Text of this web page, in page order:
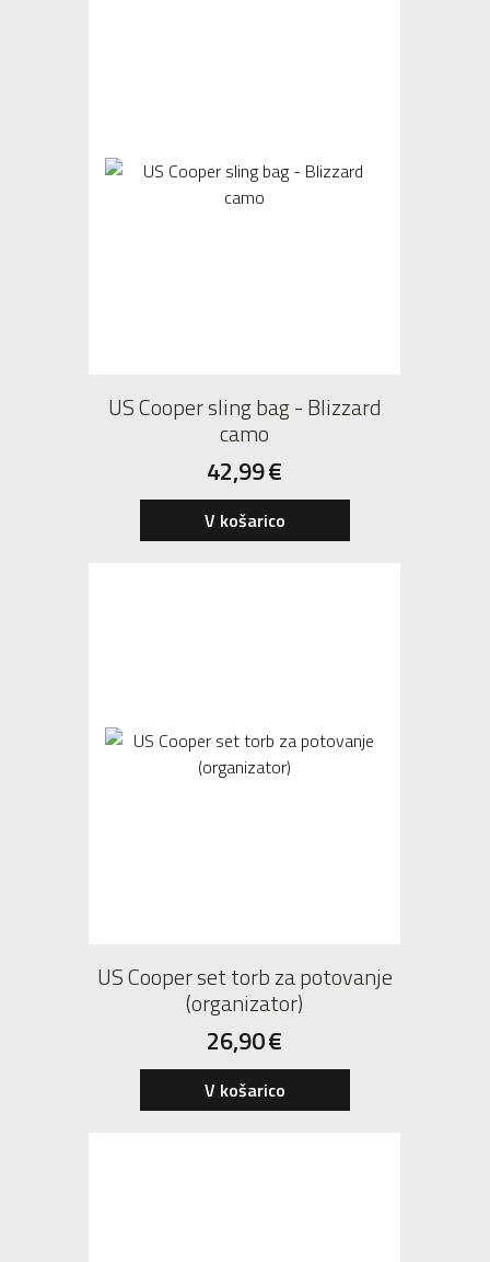
US Cooper sling bag - Blizzard
camo
42,99€
V košarico
US Cooper set torb za potovanje
(organizator)
26,90€
V košarico